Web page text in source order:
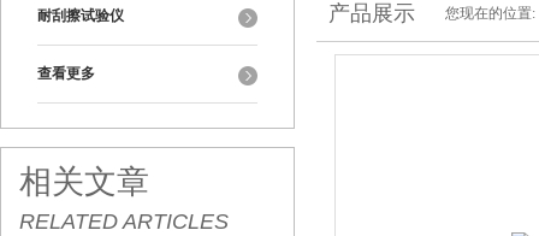
耐刮擦试验仪
查看更多
相关文章
RELATED ARTICLES
产品展示 您现在的位置: